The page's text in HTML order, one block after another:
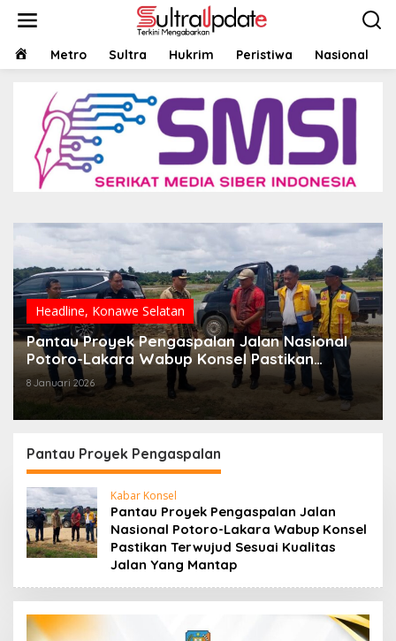
HOMEMetro Sultra Hukrim Peristiwa Nasional
Headline, Konawe Selatan
Pantau Proyek Pengaspalan Jalan Nasional
Potoro-Lakara Wabup Konsel Pastikan
Terwujud Sesuai Kualitas Jalan Yang Mantap
8 Januari 2026
Pantau Proyek Pengaspalan
Kabar Konsel
Pantau Proyek Pengaspalan Jalan
Nasional Potoro-Lakara Wabup Konsel
Pastikan Terwujud Sesuai Kualitas
Jalan Yang Mantap